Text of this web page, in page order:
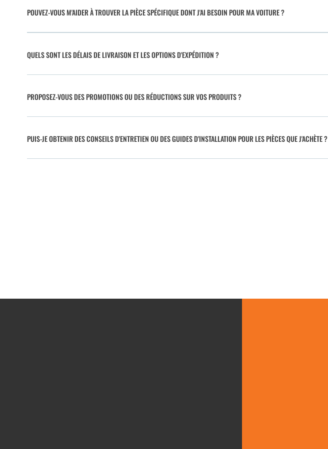
POUVEZ-VOUS M'AIDER À TROUVER LA PIÈCE SPÉCIFIQUE DONT J'AI BESOIN POUR MA VOITURE ?
QUELS SONT LES DÉLAIS DE LIVRAISON ET LES OPTIONS D'EXPÉDITION ?
PROPOSEZ-VOUS DES PROMOTIONS OU DES RÉDUCTIONS SUR VOS PRODUITS ?
PUIS-JE OBTENIR DES CONSEILS D'ENTRETIEN OU DES GUIDES D'INSTALLATION POUR LES PIÈCES QUE J'ACHÈTE ?